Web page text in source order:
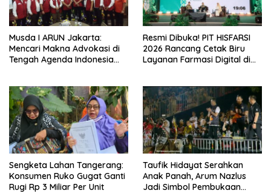
Musda I ARUN Jakarta:
Mencari Makna Advokasi di
Tengah Agenda Indonesia
Resmi Dibuka! PIT HISFARSI
2026 Rancang Cetak Biru
Layanan Farmasi Digital di
Sengketa Lahan Tangerang:
Konsumen Ruko Gugat Ganti
Rugi Rp 3 Miliar Per Unit
Taufik Hidayat Serahkan
Anak Panah, Arum Nazlus
Jadi Simbol Pembukaan